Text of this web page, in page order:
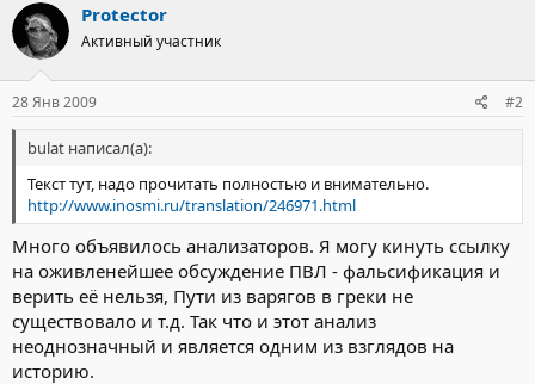
Protector
Активный участник
28 Янв 2009 #2
bulat написал(а):
Текст тут, надо прочитать полностью и внимательно.
http://www.inosmi.ru/translation/246971.html
Много объявилось анализаторов. Я могу кинуть ссылку
на оживленейшее обсуждение ПВЛ - фальсификация и
верить её нельзя, Пути из варягов в греки не
существовало и т.д. Так что и этот анализ
неоднозначный и является одним из взглядов на
историю.